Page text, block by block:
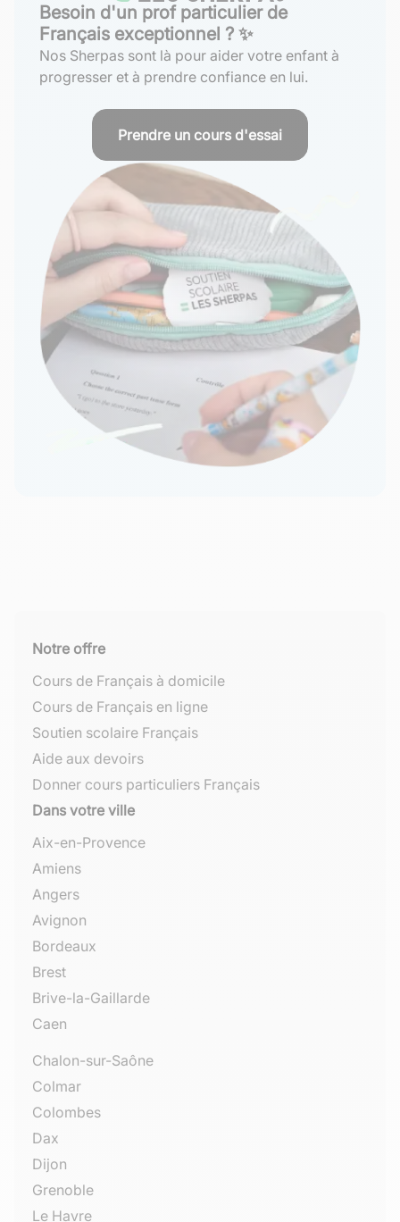
Besoin d'un prof particulier de
Français exceptionnel ? ✨
Nos Sherpas sont là pour aider votre enfant à
progresser et à prendre confiance en lui.
Prendre un cours d'essai
Notre offre
Cours de Français à domicile
Cours de Français en ligne
Soutien scolaire Français
Aide aux devoirs
Donner cours particuliers Français
Dans votre ville
Aix-en-Provence
Amiens
Angers
Avignon
Bordeaux
Brest
Brive-la-Gaillarde
Caen
Chalon-sur-Saône
Colmar
Colombes
Dax
Dijon
Grenoble
Le Havre